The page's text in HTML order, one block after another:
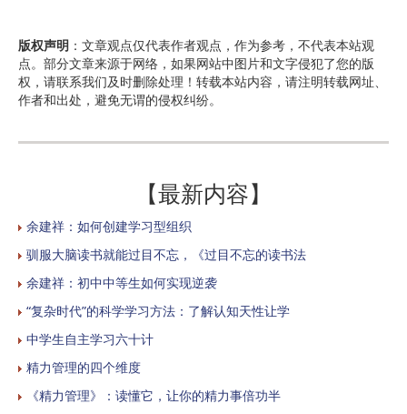
版权声明 ：文章观点仅代表作者观点，作为参考，不代表本站观
点。部分文章来源于网络，如果网站中图片和文字侵犯了您的版
权，请联系我们及时删除处理！转载本站内容，请注明转载网址、
作者和出处，避免无谓的侵权纠纷。
【最新内容】
余建祥：如何创建学习型组织
驯服大脑读书就能过目不忘，《过目不忘的读书法
余建祥：初中中等生如何实现逆袭
“复杂时代”的科学学习方法：了解认知天性让学
中学生自主学习六十计
精力管理的四个维度
《精力管理》：读懂它，让你的精力事倍功半